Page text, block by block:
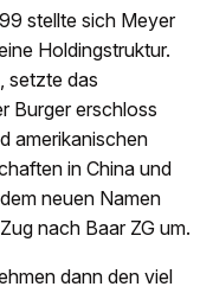
stellte sich Meyer
Holdingstruktur.
setzte das
Burger erschloss
amerikanischen
in China und
neuen Namen
nach Baar ZG um.
dann den viel